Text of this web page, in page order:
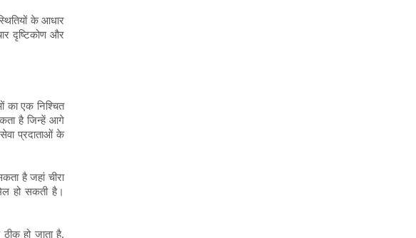
के आधार
दृष्टिकोण और
का एक निश्चित
है जिन्हें आगे
प्रदाताओं के
है जहां चीरा
हो सकती है।
हो जाता है,